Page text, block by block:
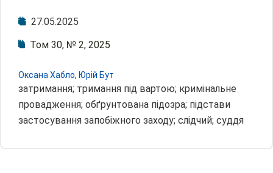
27.05.2025
Том 30, № 2, 2025
Оксана Хабло, Юрій Бут
затримання; тримання під вартою; кримінальне
провадження; обґрунтована підозра; підстави
застосування запобіжного заходу; слідчий; суддя